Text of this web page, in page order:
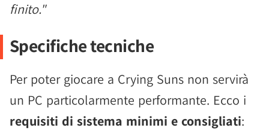
finito."
Specifiche tecniche
Per poter giocare a Crying Suns non servirà
un PC particolarmente performante. Ecco i
requisiti di sistema minimi e consigliati: